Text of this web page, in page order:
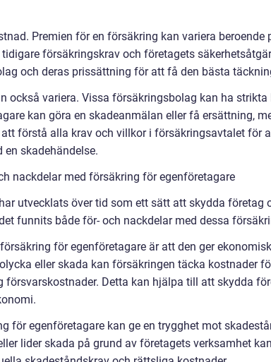
Premien för en försäkring kan variera beroende
försäkringskrav och företagets
och deras prissättning för att få den bästa
också variera. Vissa försäkringsbolag kan ha strikta
kan göra en skadeanmälan eller få ersättning,
förstå alla krav och villkor i försäkringsavtalet för
skadehändelse.
nackdelar med försäkring för egenföretagare
utvecklats över tid som ett sätt att skydda företag
funnits både för- och nackdelar med dessa
för egenföretagare är att den ger
eller skada kan försäkringen täcka kostnader
försvarskostnader. Detta kan hjälpa till att skydda
för egenföretagare kan ge en trygghet mot
lider skada på grund av företagets verksamhet